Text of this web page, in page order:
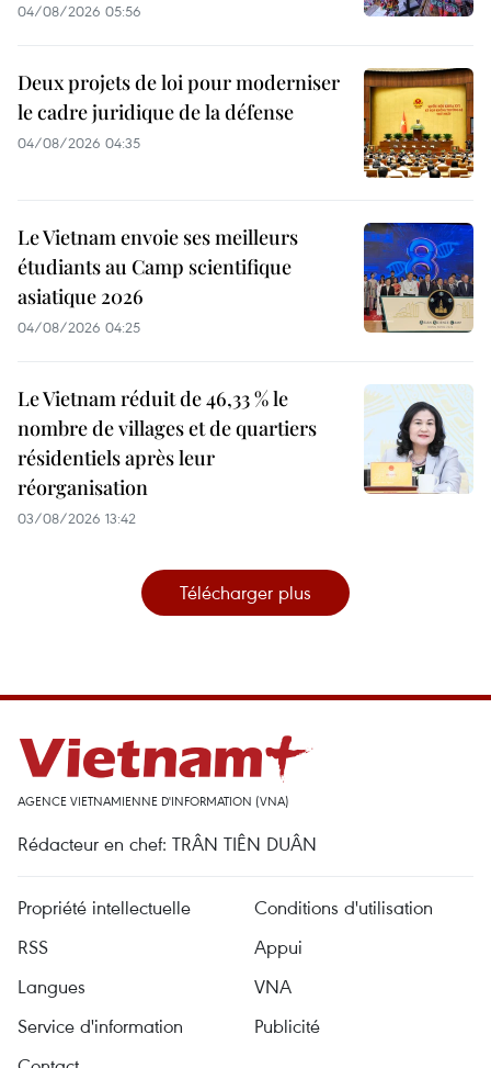
04/08/2026 05:56
Deux projets de loi pour moderniser
le cadre juridique de la défense
04/08/2026 04:35
Le Vietnam envoie ses meilleurs
étudiants au Camp scientifique
asiatique 2026
04/08/2026 04:25
Le Vietnam réduit de 46,33 % le
nombre de villages et de quartiers
résidentiels après leur
réorganisation
03/08/2026 13:42
Télécharger plus
AGENCE VIETNAMIENNE D'INFORMATION (VNA)
Rédacteur en chef: TRÂN TIÊN DUÂN
Propriété intellectuelle
Conditions d'utilisation
RSS
Appui
Langues
VNA
Service d'information
Publicité